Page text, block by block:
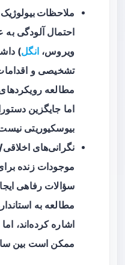
ملاحظات
احتمال آلودگی به
ویروس، انگل)
تشخیصی و
مطالعه
اما جایگزین
بیوسکیوریتی
نگرانی‌های
موجودات زنده
سؤالات رفاهی
مطالعه به
اشاره کرده‌اند،
ممکن است بین